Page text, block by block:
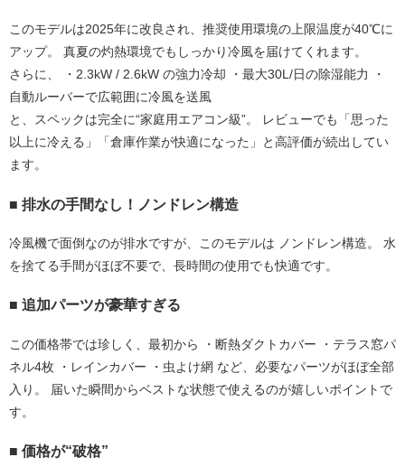
このモデルは2025年に改良され、 推奨使用環境の上限温度が40℃に
アップ。 真夏の灼熱環境でもしっかり冷風を届けてくれます。
さらに、 ・2.3kW / 2.6kW の強力冷却 ・最大30L/日の除湿能力 ・
自動ルーバーで広範囲に冷風を送風
と、スペックは完全に“家庭用エアコン級”。 レビューでも「思った
以上に冷える」「倉庫作業が快適になった」と高評価が続出してい
ます。
■ 排水の手間なし！ノンドレン構造
冷風機で面倒なのが排水ですが、このモデルは ノンドレン構造。 水
を捨てる手間がほぼ不要で、長時間の使用でも快適です。
■ 追加パーツが豪華すぎる
この価格帯では珍しく、最初から ・断熱ダクトカバー ・テラス窓パ
ネル4枚 ・レインカバー ・虫よけ網 など、必要なパーツがほぼ全部
入り。 届いた瞬間からベストな状態で使えるのが嬉しいポイントで
す。
■ 価格が“破格”